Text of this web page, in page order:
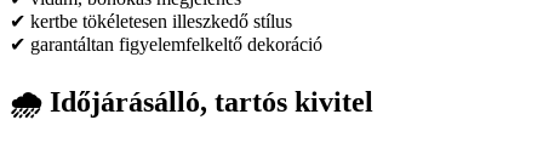
✔ kertbe tökéletesen illeszkedő stílus
✔ garantáltan figyelemfelkeltő dekoráció
🌧️ Időjárásálló, tartós kivitel